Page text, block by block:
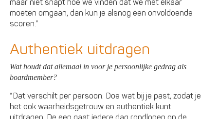
maar niet snapt hoe we vinden dat we met elkaar
moeten omgaan, dan kun je alsnog een onvoldoende
scoren.”
Authentiek uitdragen
Wat houdt dat allemaal in voor je persoonlijke gedrag als
boardmember?
“Dat verschilt per persoon. Doe wat bij je past, zodat je
het ook waarheidsgetrouw en authentiek kunt